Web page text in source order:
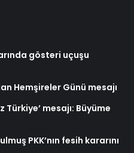
gösteri uçuşu
Hemşireler Günü mesajı
Türkiye’ mesajı: Büyüme
PKK’nın fesih kararını